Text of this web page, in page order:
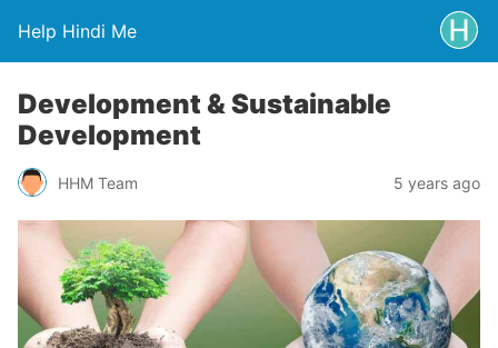
Help Hindi Me
Development & Sustainable
Development
HHM Team 5 years ago